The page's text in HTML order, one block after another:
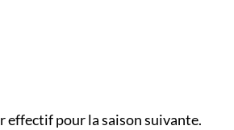
effectif pour la saison suivante.